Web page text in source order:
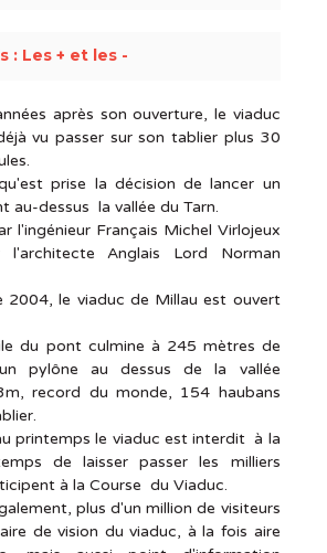
: Les + et les -
après son ouverture, le viaduc
vu passer sur son tablier plus 30
prise la décision de lancer un
au-dessus la vallée du Tarn.
l'ingénieur Français Michel Virlojeux
Anglais Lord Norman
2004, le viaduc de Millau est ouvert
du pont culmine à 245 mètres de
pylône au dessus de la vallée
record du monde, 154 haubans
printemps le viaduc est interdit à la
de laisser passer les milliers
à la Course du Viaduc.
plus d'un million de visiteurs
de vision du viaduc, à la fois aire